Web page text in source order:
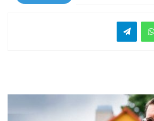
واتساب